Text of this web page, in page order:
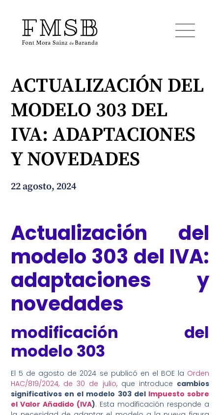
Inicio
Font Mora Sainz de Baranda
Servicios
¿En qué podemos ayudarte?
ACTUALIZACIÓN DEL
MODELO 303 DEL
IVA: ADAPTACIONES
Y NOVEDADES
22 agosto, 2024
Actualización del
modelo 303 del IVA:
adaptaciones y
novedades
modificación del
modelo 303
El 5 de agosto de 2024 se publicó en el BOE la Orden
HAC/819/2024, de 30 de julio, que introduce cambios
significativos en el modelo 303 delImpuesto sobre
el Valor Añadido (IVA). Esta modificación responde a